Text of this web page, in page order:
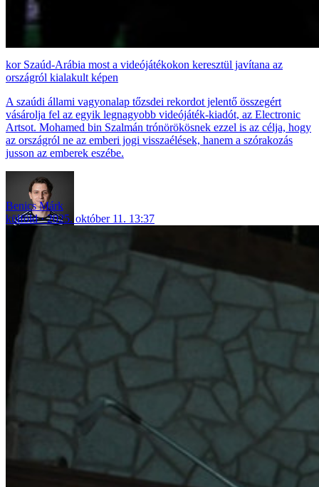
Szaúd-Arábia most a videójátékokon keresztül javítana az
országról kialakult képen
A szaúdi állami vagyonalap tőzsdei rekordot jelentő összegért
vásárolja fel az egyik legnagyobb videójáték-kiadót, az Electronic
Artsot. Mohamed bin Szalmán trónörökösnek ezzel is az célja, hogy
az országról ne az emberi jogi visszaélések, hanem a szórakozás
jusson az emberek eszébe.
Benics Márk
külföld
2025. október 11. 13:37